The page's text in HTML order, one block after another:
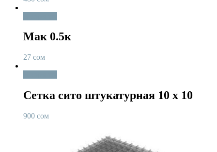
Мак 0.5к
27 сом
Сетка сито штукатурная 10 х 10
900 сом